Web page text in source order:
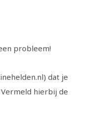
probleem!
) dat je
hierbij de